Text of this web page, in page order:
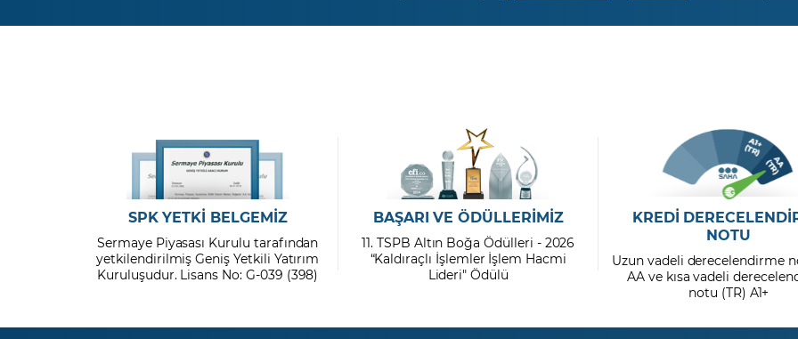
SPK YETKİ BELGEMİZ
Sermaye Piyasası Kurulu tarafından
yetkilendirilmiş Geniş Yetkili Yatırım
Kuruluşudur. Lisans No: G-039 (398)
BAŞARI VE ÖDÜLLERİMİZ
11. TSPB Altın Boğa Ödülleri - 2026
“Kaldıraçlı İşlemler İşlem Hacmi
Lideri" Ödülü
KREDİ
NOTU
Uzun vadeli derecelendirme
AA ve kısa vadeli
notu (TR) A1+